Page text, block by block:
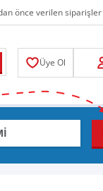
önce verilen siparişler
Üye Ol